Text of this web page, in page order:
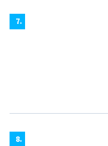
7.
8.